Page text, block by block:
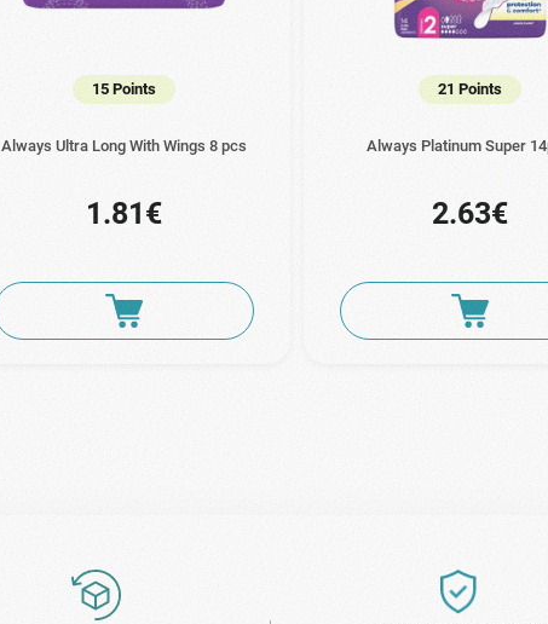
15 Points
Always Ultra Long With Wings 8 pcs
1.81€
21 Points
Always Platinum Super
2.63€